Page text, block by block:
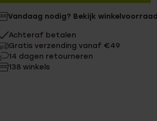
Vandaag nodig? Bekijk winkelvoorraad
Achteraf betalen
Gratis verzending vanaf €49
14 dagen retourneren
138 winkels